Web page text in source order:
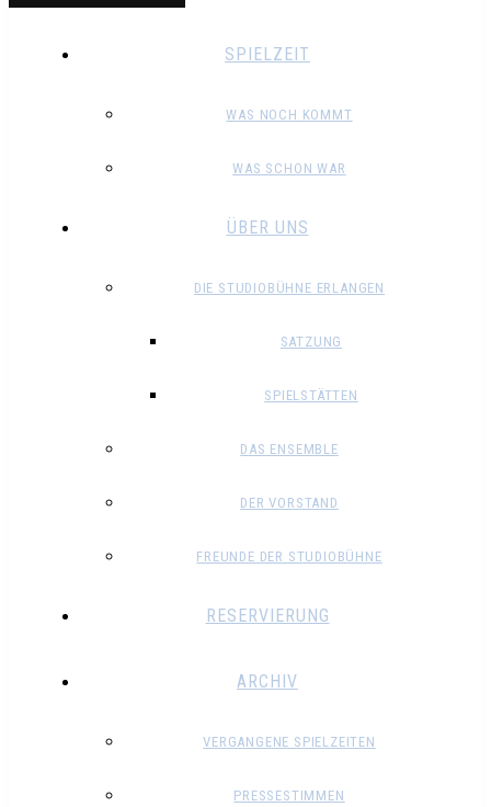
SPIELZEIT
WAS NOCH KOMMT
WAS SCHON WAR
ÜBER UNS
DIE STUDIOBÜHNE ERLANGEN
SATZUNG
SPIELSTÄTTEN
DAS ENSEMBLE
DER VORSTAND
FREUNDE DER STUDIOBÜHNE
RESERVIERUNG
ARCHIV
VERGANGENE SPIELZEITEN
PRESSESTIMMEN